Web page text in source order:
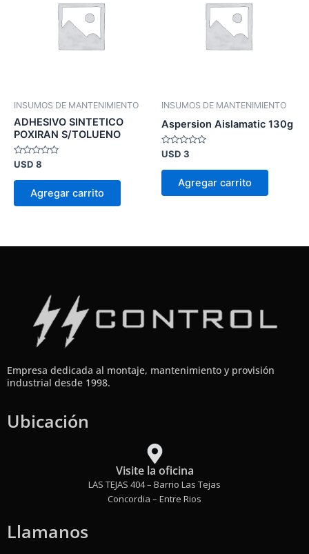
INSUMOS DE MANTENIMIENTO
ADHESIVO SINTETICO
POXIRAN S/TOLUENO
Valorado
en
0
USD 8
Agregar carrito
INSUMOS DE MANTENIMIENTO
Aspersion Aislamatic 130g
Valorado
en
0
USD 3
Agregar carrito
Empresa dedicada al montaje, mantenimiento y provisión
industrial desde 1998.
Ubicación
Visite la oficina
LAS TEJAS 404 – Barrio Las Tejas
Concordia – Entre Rios
Llamanos